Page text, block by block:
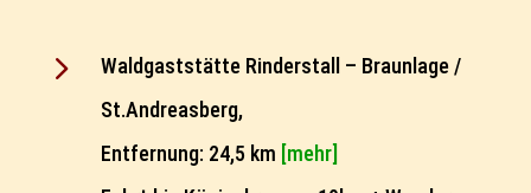
5
Waldgaststätte Rinderstall – Braunlage /
St.Andreasberg,
Entfernung: 24,5 km [mehr]